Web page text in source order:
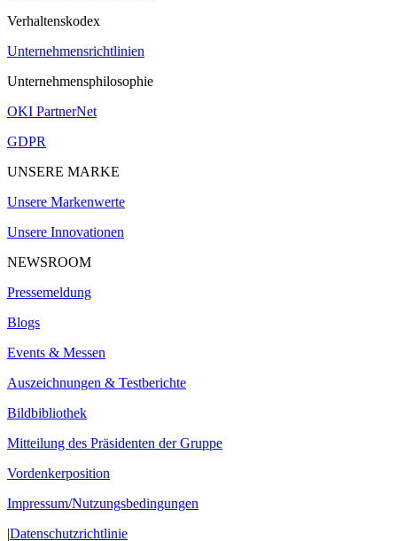
Verhaltenskodex
Unternehmensrichtlinien
Unternehmensphilosophie
OKI PartnerNet
GDPR
UNSERE MARKE
Unsere Markenwerte
Unsere Innovationen
NEWSROOM
Pressemeldung
Blogs
Events & Messen
Auszeichnungen & Testberichte
Bildbibliothek
Mitteilung des Präsidenten der Gruppe
Vordenkerposition
Impressum/Nutzungsbedingungen
|Datenschutzrichtlinie